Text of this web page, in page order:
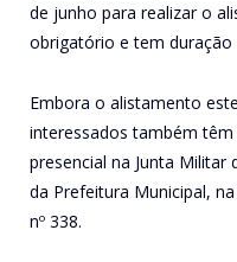
de junho para realizar o
obrigatório e tem duração
Embora o alistamento
interessados também
presencial na Junta Militar
da Prefeitura Municipal,
nº 338.